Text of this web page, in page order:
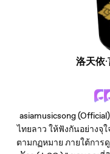
洛天依
asiamusicsong
ไทยลาว ให้ฟังกันอย่างจุ
ตามกฏหมาย ภายใต้การ